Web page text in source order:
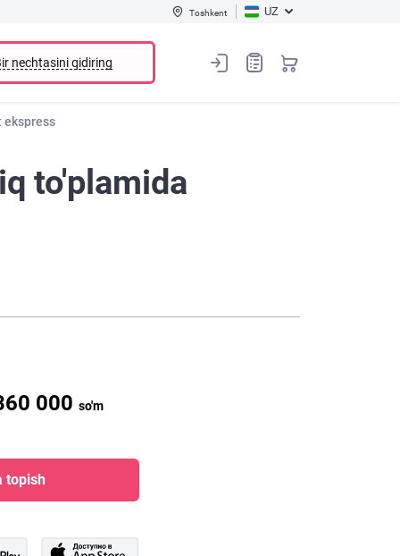
Toshkent UZ
nechtasini qidiring
ekspress
to'plamida
000 so'm
topish